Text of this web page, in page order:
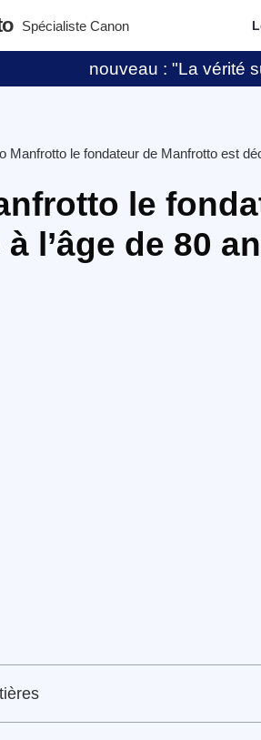
Spécialiste Canon
nouveau : "La vérité
Manfrotto le fondateur de Manfrotto est
le
l’âge de 80